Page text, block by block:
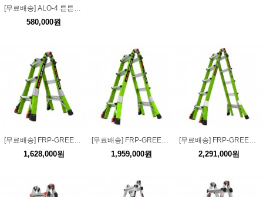
580,000원
[무료배송] FRP-GREEN-DAR-3 절연 LS 사다리 그린-DAR 3단
1,628,000원
[무료배송] FRP-GREEN-DAR-4 절연 LS 사다리 그린-DAR 4단
1,959,000원
[무료배송] FRP-GREEN-DAR-5 절연 LS 사다리 그린-DAR 5단
2,291,000원